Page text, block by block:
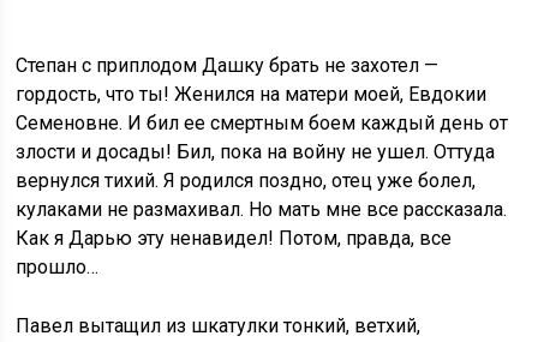
Степан с приплодом Дашку брать не захотел —
гордость, что ты! Женился на матери моей, Евдокии
Семеновне. И бил ее смертным боем каждый день от
злости и досады! Бил, пока на войну не ушел. Оттуда
вернулся тихий. Я родился поздно, отец уже болел,
кулаками не размахивал. Но мать мне все рассказала.
Как я Дарью эту ненавидел! Потом, правда, все
прошло…
Павел вытащил из шкатулки тонкий, ветхий,